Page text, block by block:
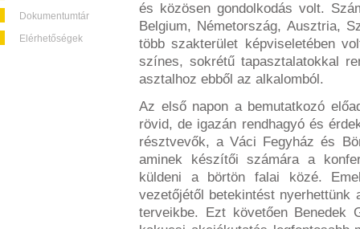
Dokumentumtár
Elérhetőségek
és közösen gondolkodás volt.
Belgium, Németország, Ausztria,
több szakterület képviseletében
színes, sokrétű tapasztalatokkal
asztalhoz ebből az alkalomból.
Az első napon a bemutatkozó
rövid, de igazán rendhagyó és
résztvevők, a Váci Fegyház és
aminek készítői számára a
küldeni a börtön falai közé.
vezetőjétől betekintést
terveikbe. Ezt követően Benedek